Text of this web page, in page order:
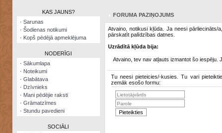
Šodienas
notikumi
Visatcera
almanahs
Arhīvs
KAS JAUNS?
· Sarunas
· Šodienas notikumi
· Kopš pēdējā apmeklējuma
NODERĪGI
· Sākumlapa
· Noteikumi
· Glabātava
· Dzīvnieks
· Mani pēdējie raksti
· Grāmatzīmes
· Stundu pavedieni
SOCIĀLI
FORUMA PAZIŅOJUMS
Atvaino, notikusi kļūda. Ja neesi pārliecināts/
pārskatīt palīdzības datnes.
Uzrādītā kļūda bija:
Atvaino, tev nav atļauts izmantot šo iespēju.
Tu neesi pieteicies/-kusies. Tu vari
zemāk esošo formu: